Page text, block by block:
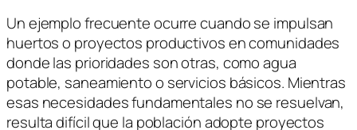
Un ejemplo frecuente ocurre cuando se impulsan
huertos o proyectos productivos en comunidades
donde las prioridades son otras, como agua
potable, saneamiento o servicios básicos. Mientras
esas necesidades fundamentales no se resuelvan,
resulta difícil que la población adopte proyectos